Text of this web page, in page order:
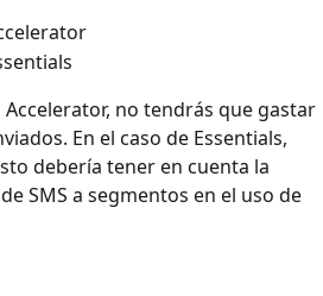
no tendrás que gastar
En el caso de Essentials,
debería tener en cuenta la
SMS a segmentos en el uso de